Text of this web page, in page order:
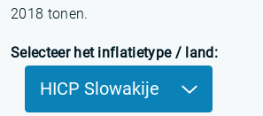
2018 tonen.
Selecteer het inflatietype / land:
HICP Slowakije